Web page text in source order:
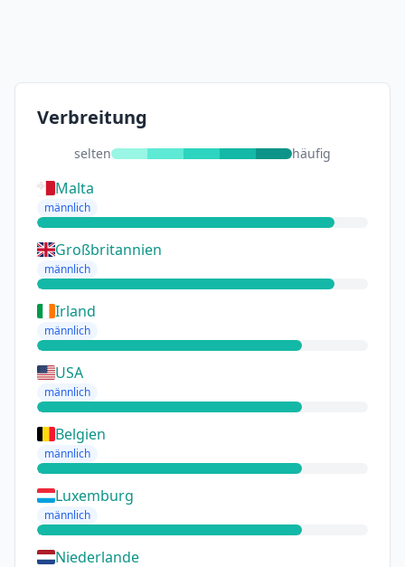
Verbreitung
selten häufig
Malta
männlich
Großbritannien
männlich
Irland
männlich
USA
männlich
Belgien
männlich
Luxemburg
männlich
Niederlande